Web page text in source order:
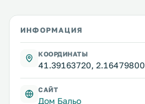
ИНФОРМАЦИЯ
КООРДИНАТЫ
41.39163720, 2.16479800
САЙТ
Дом Бальо